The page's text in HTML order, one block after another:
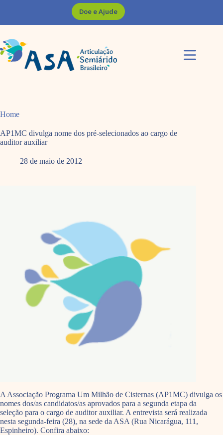
Doe e Ajude
Home
AP1MC divulga nome dos pré-selecionados ao cargo de
auditor auxiliar
28 de maio de 2012
A Associação Programa Um Milhão de Cisternas (AP1MC) divulga os
nomes dos/as candidatos/as aprovados para a segunda etapa da
seleção para o cargo de auditor auxiliar. A entrevista será realizada
nesta segunda-feira (28), na sede da ASA (Rua Nicarágua, 111,
Espinheiro). Confira abaixo: